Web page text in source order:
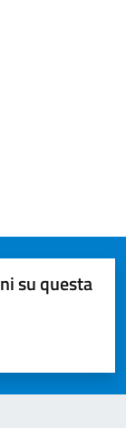
su questa